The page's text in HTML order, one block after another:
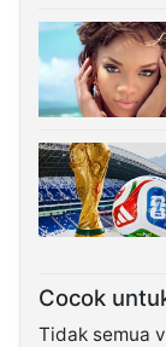
Cocok
Tidak semua